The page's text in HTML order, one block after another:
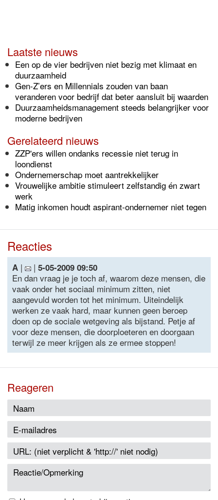
Laatste nieuws
Een op de vier bedrijven niet bezig met klimaat en
duurzaamheid
Gen-Z’ers en Millennials zouden van baan
veranderen voor bedrijf dat beter aansluit bij waarden
Duurzaamheidsmanagement steeds belangrijker voor
moderne bedrijven
Gerelateerd nieuws
ZZP'ers willen ondanks recessie niet terug in
loondienst
Ondernemerschap moet aantrekkelijker
Vrouwelijke ambitie stimuleert zelfstandig én zwart
werk
Matig inkomen houdt aspirant-ondernemer niet tegen
Reacties
A | | 5-05-2009 09:50
En dan vraag je je toch af, waarom deze mensen, die
vaak onder het sociaal minimum zitten, niet
aangevuld worden tot het minimum. Uiteindelijk
werken ze vaak hard, maar kunnen geen beroep
doen op de sociale wetgeving als bijstand. Petje af
voor deze mensen, die doorploeteren en doorgaan
terwijl ze meer krijgen als ze ermee stoppen!
Reageren